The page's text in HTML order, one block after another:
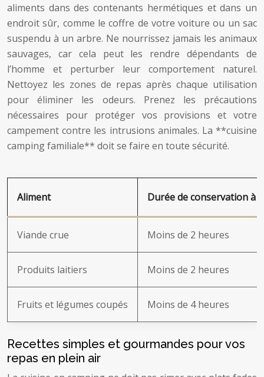
aliments dans des contenants hermétiques et dans un
endroit sûr, comme le coffre de votre voiture ou un sac
suspendu à un arbre. Ne nourrissez jamais les animaux
sauvages, car cela peut les rendre dépendants de
l’homme et perturber leur comportement naturel.
Nettoyez les zones de repas après chaque utilisation
pour éliminer les odeurs. Prenez les précautions
nécessaires pour protéger vos provisions et votre
campement contre les intrusions animales. La **cuisine
camping familiale** doit se faire en toute sécurité.
Aliment Durée de conservation à
Viande crue Moins de 2 heures
Produits laitiers Moins de 2 heures
Fruits et légumes coupés Moins de 4 heures
Recettes simples et gourmandes pour vos
repas en plein air